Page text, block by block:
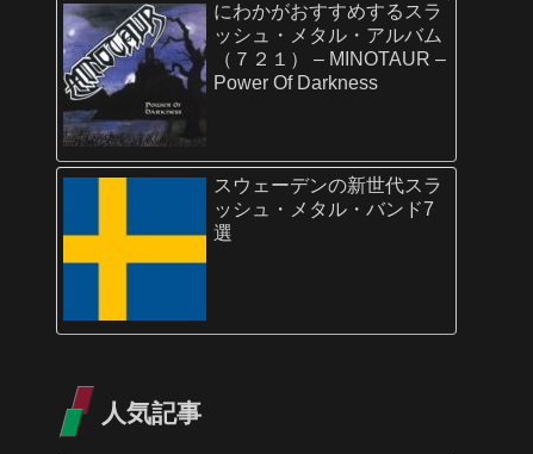
にわかがおすすめするスラ
ッシュ・メタル・アルバム
（７２１） – MINOTAUR –
Power Of Darkness
スウェーデンの新世代スラ
ッシュ・メタル・バンド7
選
人気記事